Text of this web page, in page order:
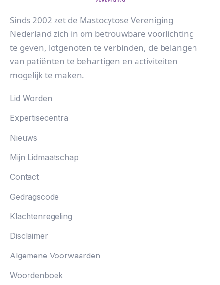
Sinds 2002 zet de Mastocytose Vereniging
Nederland zich in om betrouwbare voorlichting
te geven, lotgenoten te verbinden, de belangen
van patiënten te behartigen en activiteiten
mogelijk te maken.
Lid Worden
Expertisecentra
Nieuws
Mijn Lidmaatschap
Contact
Gedragscode
Klachtenregeling
Disclaimer
Algemene Voorwaarden
Woordenboek